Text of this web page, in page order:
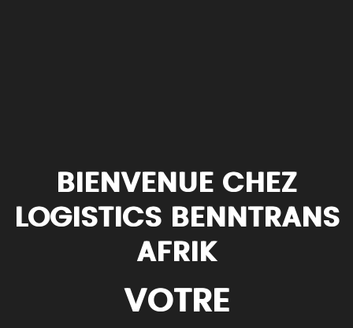
BIENVENUE CHEZ
LOGISTICS BENNTRANS
AFRIK
VOTRE